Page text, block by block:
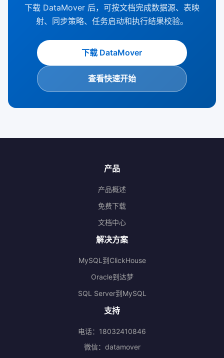
下载 DataMover 后，可按文档完成数据源、表映
射、同步策略、任务启动和执行结果校验。
下载 DataMover
查看快速开始
产品
产品概述
免费下载
文档中心
解决方案
MySQL到ClickHouse
Oracle到达梦
SQL Server到MySQL
支持
电话：18032410846
微信：datamover